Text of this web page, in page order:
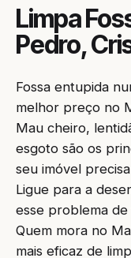
Limpa
Pedro,
Fossa entupida
melhor preço no
Mau cheiro,
esgoto são os
seu imóvel
Ligue para a
esse problema de
Quem mora no
mais eficaz de